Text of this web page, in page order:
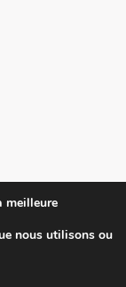
Créez
meilleure
nous utilisons ou